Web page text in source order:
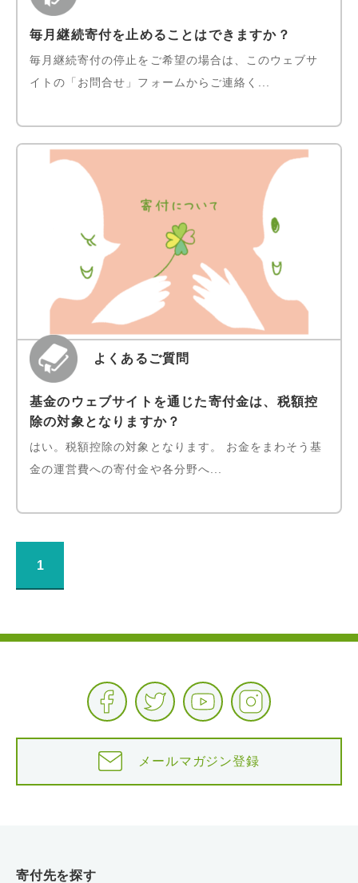
毎月継続寄付を止めることはできますか？
毎月継続寄付の停止をご希望の場合は、このウェブサ
イトの「お問合せ」フォームからご連絡く...
よくあるご質問
基金のウェブサイトを通じた寄付金は、税額控
除の対象となりますか？
はい。税額控除の対象となります。 お金をまわそう基
金の運営費への寄付金や各分野へ...
1
メールマガジン登録
寄付先を探す